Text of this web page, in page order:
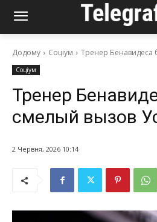
Додому Соціум Тренер Бенавидеса
Соціум
Тренер
смелый вызов
2 Червня, 2026 10:14